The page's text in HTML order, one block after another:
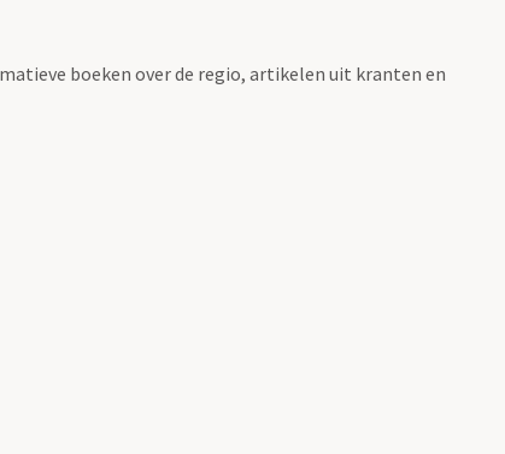
boeken over de regio, artikelen uit kranten en